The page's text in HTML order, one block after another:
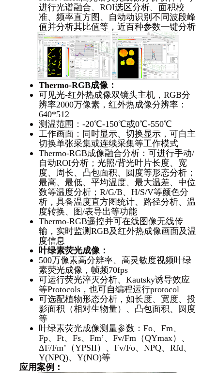
进行光谱融合、ROI选区分析、⾯积校
准、频率直方图、自动动识别不同波段峰
值并分析其⽐值等，近百种参数一键分析
Thermo-RGB成像：
可见光-红外热成像双镜头主机，RGB分
辨率2000万像素，红外热成像分辨率：
640*512
测温范围：-20℃-150℃或0℃-550℃
工作画面：同时显示、切换显示，可自主
切换单张采集或连续采集等工作模式
Thermo-RGB成像融合分析：可进行手动/
自动ROI分析；光照/背光叶片长度、宽
度、周长、凸包面积、圆度等形态分析；
最高、最低、平均温度、最大温差、中位
数等温度分析；R/G/B、H/S/V等颜色分
析，具备温度直方图统计、路径分析、温
度转换、图/表导出等功能
Thermo-RGB遥控并可在线图像无线传
输，实时监测RGB及红外热成像画面及温
度信息
叶绿素荧光成像：
500万像素高分辨率、高灵敏度视频叶绿
素荧光成像，帧频70fps
可运行荧光淬灭分析、Kautsky诱导效应
等Protocols，也可自编程运行protocol
可选配植物形态分析，如长度、宽度、投
影面积（相对生物量）、凸包面积、圆度
等
叶绿素荧光成像测量参数：Fo、Fm、
Fp、Ft、Fs、Fm’、Fv/Fm（QYmax）、
ΔF/Fm’（YPSII）、Fv/Fo、NPQ、Rfd、
Y(NPQ)、Y(NO)等
应用案例：